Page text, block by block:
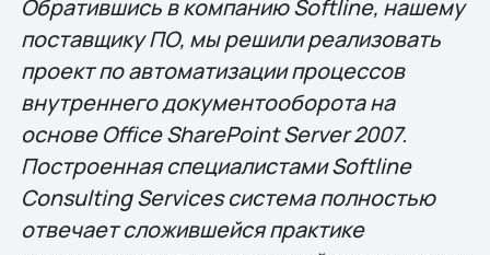
Обратившись в компанию Softline, нашему
поставщику ПО, мы решили реализовать
проект по автоматизации процессов
внутреннего документооборота на
основе Office SharePoint Server 2007.
Построенная специалистами Softline
Consulting Services система полностью
отвечает сложившейся практике